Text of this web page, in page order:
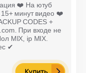
❤️ На ютуб
15+ минут видео ❤️
CODES +
При входе не
MIX, ip MIX.
✔